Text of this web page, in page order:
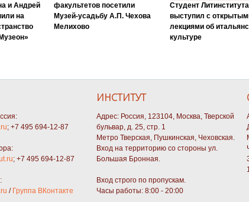
и Андрей
на
факультетов посетили
Музей-усадьбу А.П. Чехова
Мелихово
Студент Литинститута
выступил с
лекциями об
культуре
; +7 495 694-12-87
; +7 495 694-12-87
/ Группа ВКонтакте
ИНСТИТУТ
Адрес: Россия, 123104, Москва, Тверской
бульвар, д. 25, стр. 1
Метро Тверская, Пушкинская, Чеховская.
Вход на территорию со стороны ул.
Большая Бронная.
Вход строго по пропускам.
Часы работы: 8:00 - 20:00